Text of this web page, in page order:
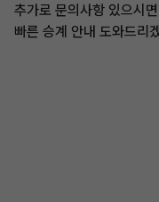
추가로 문의사항 있으시
빠른 승계 안내 도와드리